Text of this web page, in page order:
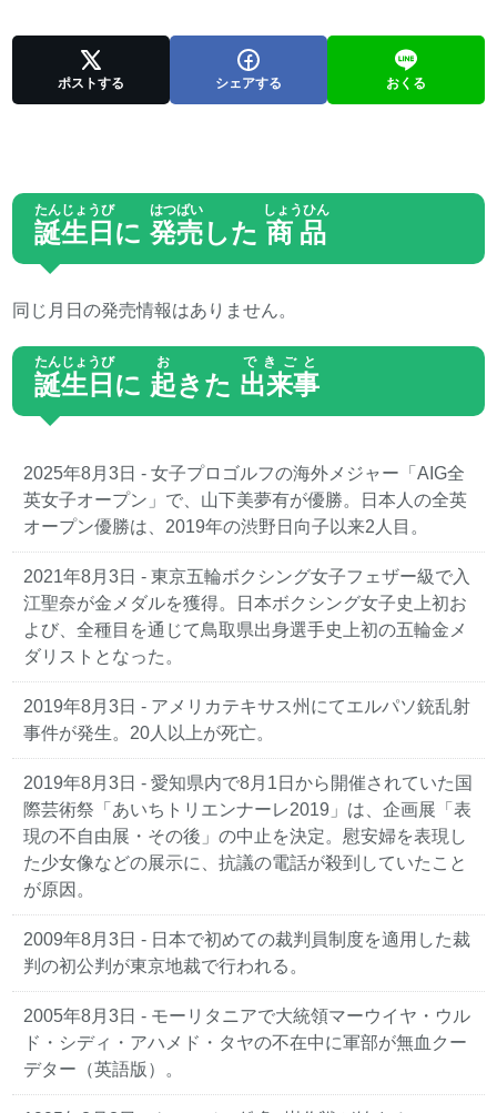
ポストする シェアする おくる
誕生日
たんじょうび
に発売
はつばい
した商品
しょうひん
同じ月日の発売情報はありません。
誕生日
たんじょうび
に 起
お
きた 出来事
できごと
2025年8月3日 - 女子プロゴルフの海外メジャー「AIG全
英女子オープン」で、山下美夢有が優勝。日本人の全英
オープン優勝は、2019年の渋野日向子以来2人目。
2021年8月3日 - 東京五輪ボクシング女子フェザー級で入
江聖奈が金メダルを獲得。日本ボクシング女子史上初お
よび、全種目を通じて鳥取県出身選手史上初の五輪金メ
ダリストとなった。
2019年8月3日 - アメリカテキサス州にてエルパソ銃乱射
事件が発生。20人以上が死亡。
2019年8月3日 - 愛知県内で8月1日から開催されていた国
際芸術祭「あいちトリエンナーレ2019」は、企画展「表
現の不自由展・その後」の中止を決定。慰安婦を表現し
た少女像などの展示に、抗議の電話が殺到していたこと
が原因。
2009年8月3日 - 日本で初めての裁判員制度を適用した裁
判の初公判が東京地裁で行われる。
2005年8月3日 - モーリタニアで大統領マーウイヤ・ウル
ド・シディ・アハメド・タヤの不在中に軍部が無血クー
デター（英語版）。